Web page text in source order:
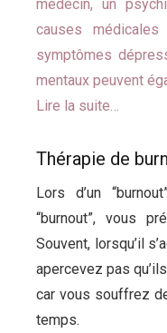
médecin, un
causes
symptômes
mentaux peuvent
Lire la suite…
Thérapie de
Lors d’un
“burnout”, vous
Souvent, lorsqu’il
apercevez pas
car vous souffrez
temps.